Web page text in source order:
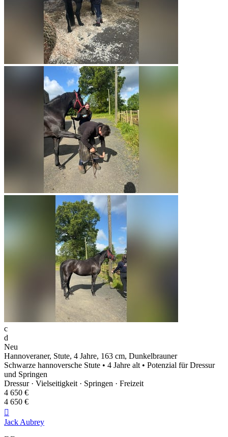
c
d
Neu
Hannoveraner, Stute, 4 Jahre, 163 cm, Dunkelbrauner
Schwarze hannoversche Stute • 4 Jahre alt • Potenzial für Dressur
und Springen
Dressur · Vielseitigkeit · Springen · Freizeit
4 650 €
4 650 €

Jack Aubrey